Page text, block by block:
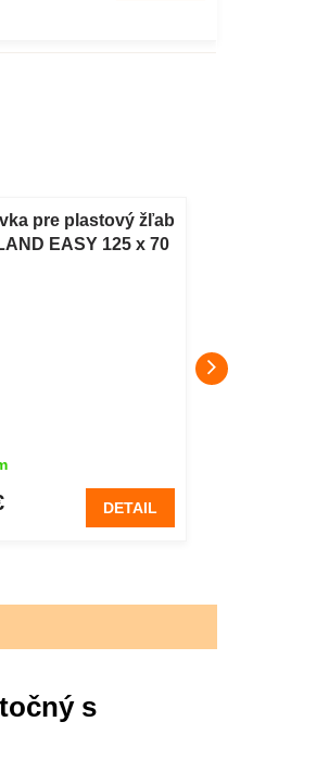
pre plastový žľab
EASY 125 x 70
DETAIL
s